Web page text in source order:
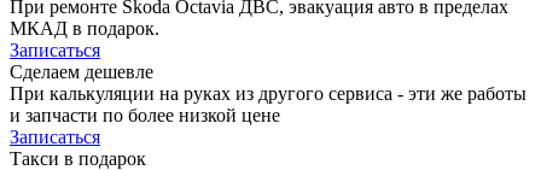
При ремонте Skoda Octavia ДВС, эвакуация авто в пределах
МКАД в подарок.
Записаться
Сделаем дешевле
При калькуляции на руках из другого сервиса - эти же работы
и запчасти по более низкой цене
Записаться
Такси в подарок